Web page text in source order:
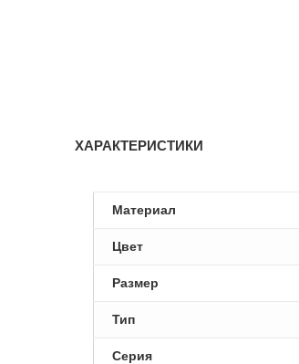
ХАРАКТЕРИСТИКИ
Материал
Цвет
Размер
Тип
Серия